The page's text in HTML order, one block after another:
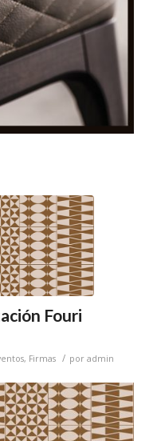
Fouri
, Firmas / por admin